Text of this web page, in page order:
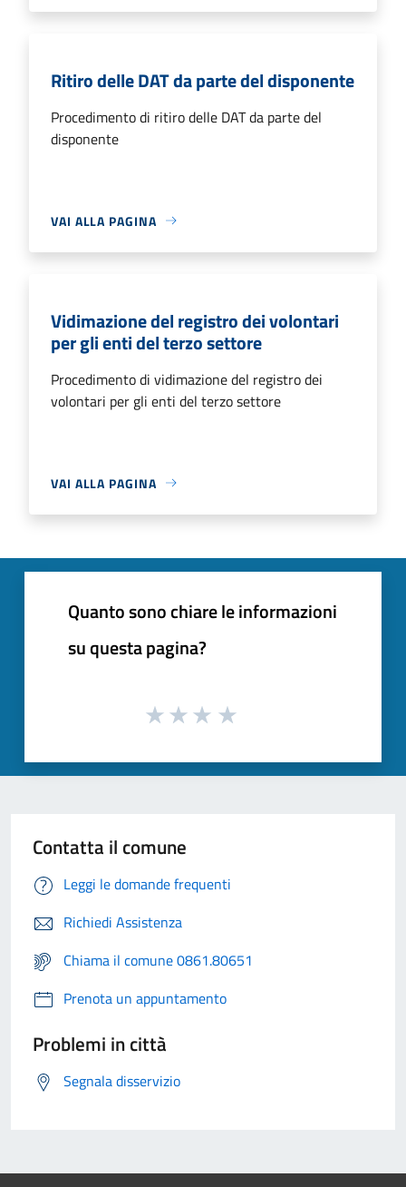
Ritiro delle DAT da parte del disponente
Procedimento di ritiro delle DAT da parte del
disponente
VAI ALLA PAGINA
Vidimazione del registro dei volontari
per gli enti del terzo settore
Procedimento di vidimazione del registro dei
volontari per gli enti del terzo settore
VAI ALLA PAGINA
Quanto sono chiare le informazioni
su questa pagina?
Contatta il comune
Leggi le domande frequenti
Richiedi Assistenza
Chiama il comune 0861.80651
Prenota un appuntamento
Problemi in città
Segnala disservizio